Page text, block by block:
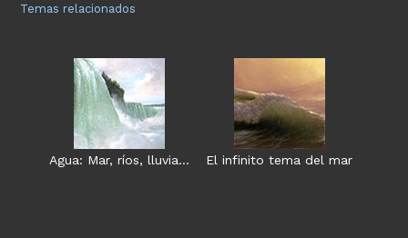
Temas relacionados
Agua: Mar, ríos, lluvia… El infinito tema del mar